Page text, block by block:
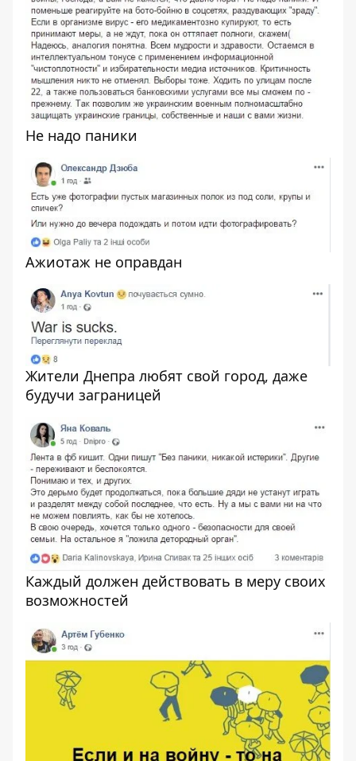
Не надо паники
Ажиотаж не оправдан
Жители Днепра любят свой город, даже
будучи заграницей
Каждый должен действовать в меру своих
возможностей